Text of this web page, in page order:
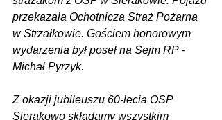
przekazała Ochotnicza Straż Pożarna
w Strzałkowie. Gościem honorowym
wydarzenia był poseł na Sejm RP -
Michał Pyrzyk.
Z okazji jubileuszu 60-lecia OSP
Sierakowo składamy wszystkim